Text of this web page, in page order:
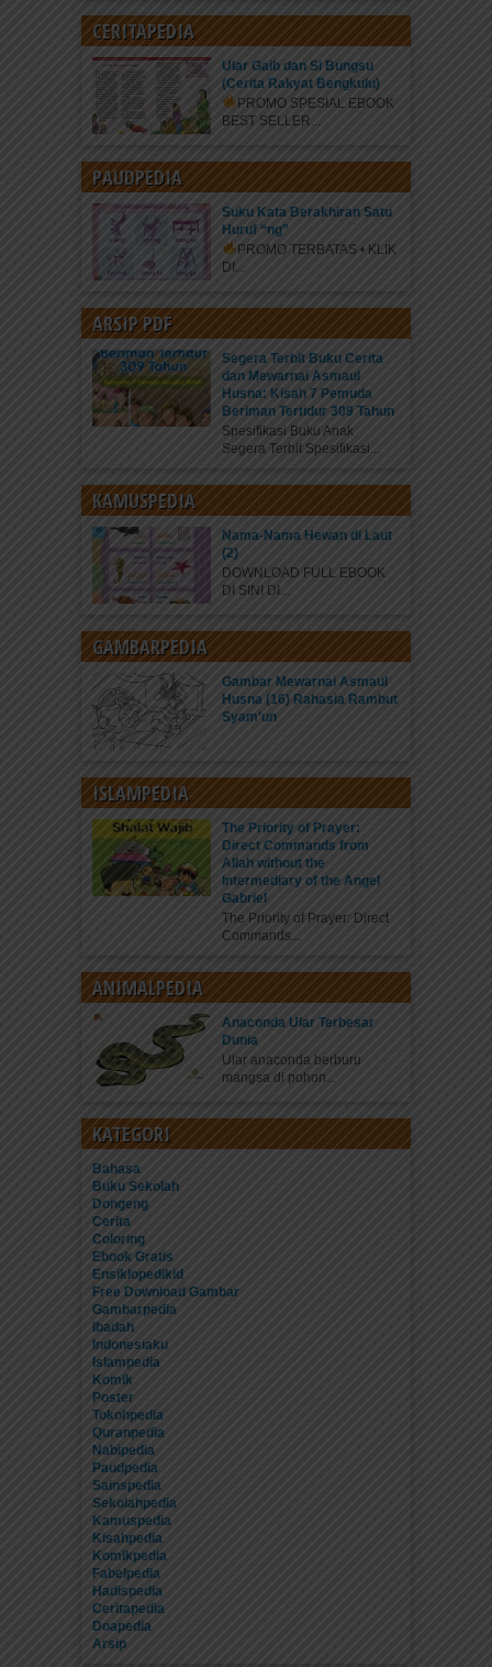
CERITAPEDIA
Ular Gaib dan Si Bungsu
(Cerita Rakyat Bengkulu)
PROMO SPESIAL EBOOK
BEST SELLER...
PAUDPEDIA
Suku Kata Berakhiran Satu
Huruf “ng”
PROMO TERBATAS • KLIK
DI...
ARSIP PDF
Segera Terbit Buku Cerita
dan Mewarnai Asmaul
Husna: Kisah 7 Pemuda
Beriman Tertidur 309 Tahun
Spesifikasi Buku Anak
Segera Terbit Spesifikasi...
KAMUSPEDIA
Nama-Nama Hewan di Laut
(2)
DOWNLOAD FULL EBOOK
DI SINI DI...
GAMBARPEDIA
Gambar Mewarnai Asmaul
Husna (16) Rahasia Rambut
Syam’un
ISLAMPEDIA
The Priority of Prayer:
Direct Commands from
Allah without the
Intermediary of the Angel
Gabriel
The Priority of Prayer: Direct
Commands...
ANIMALPEDIA
Anaconda Ular Terbesar
Dunia
Ular anaconda berburu
mangsa di pohon...
KATEGORI
Bahasa
Buku Sekolah
Dongeng
Cerita
Coloring
Ebook Gratis
Ensiklopedikid
Free Download Gambar
Gambarpedia
Ibadah
Indonesiaku
Islampedia
Komik
Poster
Tokohpedia
Quranpedia
Nabipedia
Paudpedia
Sainspedia
Sekolahpedia
Kamuspedia
Kisahpedia
Komikpedia
Fabelpedia
Hadispedia
Ceritapedia
Doapedia
Arsip